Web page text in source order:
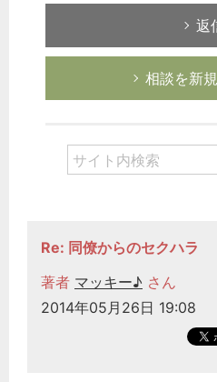
返
相談を新
Re: 同僚からのセクハラ
著者 マッキー♪ さん
2014年05月26日 19:08
どのカテゴリーに
労務管理
経営の知恵
総務の給湯室
秘書のノウハウ
次へ